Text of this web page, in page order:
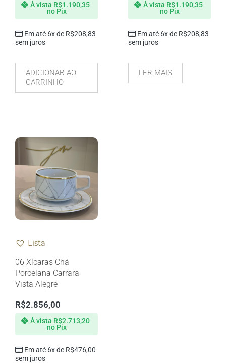
Em até 6x de R$208,83
sem juros
À vista R$1.190,35
no Pix
ADICIONAR AO
CARRINHO
Em até 6x de R$208,83
sem juros
À vista R$1.190,35
no Pix
LER MAIS
Lista
06 Xícaras Chá
Porcelana Carrara
Vista Alegre
R$2.856,00
Em até 6x de R$476,00
sem juros
À vista R$2.713,20
no Pix